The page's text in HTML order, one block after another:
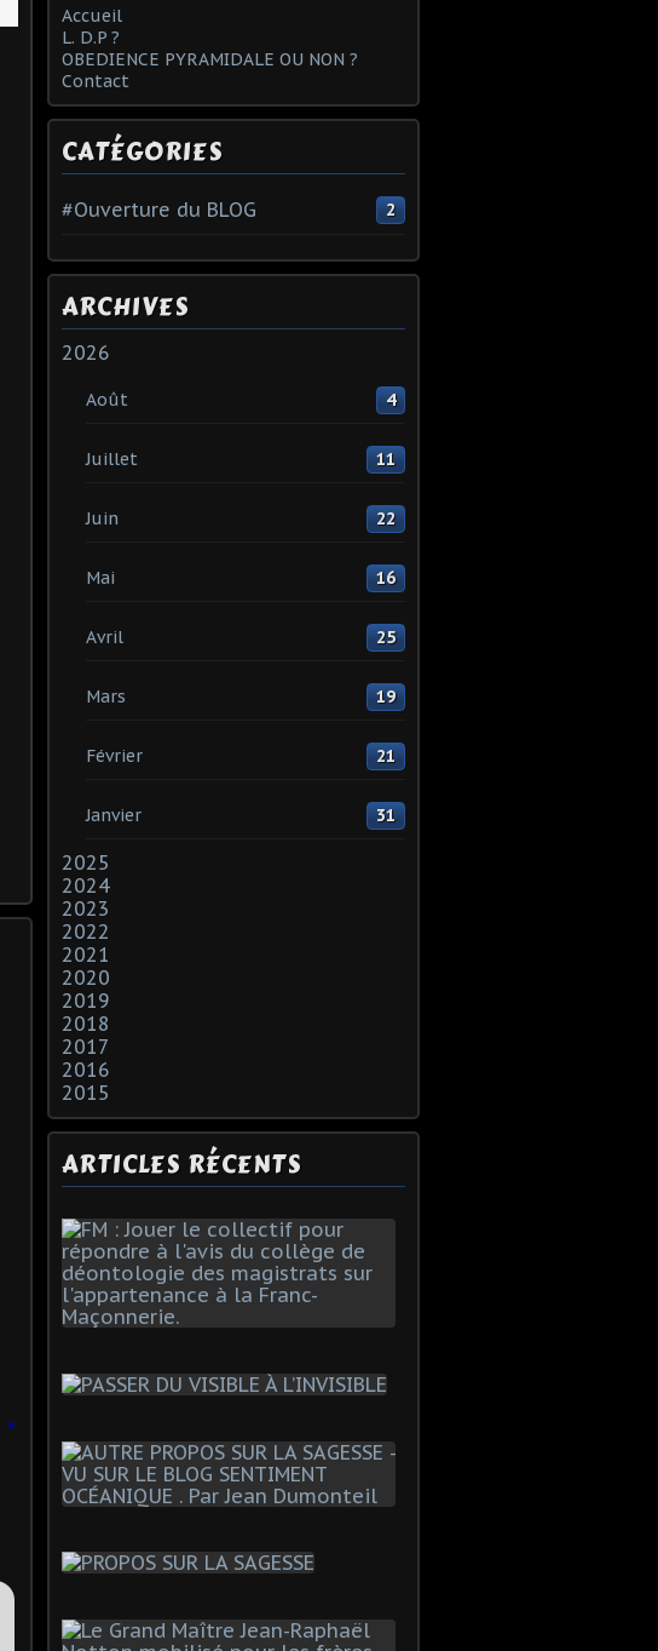
Accueil
L. D.P ?
OBEDIENCE PYRAMIDALE OU NON ?
Contact
CATÉGORIES
#Ouverture du BLOG 2
ARCHIVES
2026
Août 4
Juillet 11
Juin 22
Mai 16
Avril 25
Mars 19
Février 21
Janvier 31
2025
2024
2023
2022
2021
2020
2019
2018
2017
2016
2015
ARTICLES RÉCENTS